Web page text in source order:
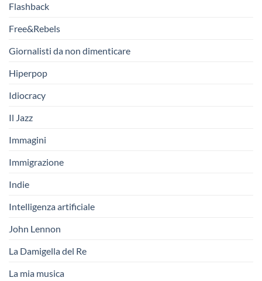
Flashback
Free&Rebels
Giornalisti da non dimenticare
Hiperpop
Idiocracy
Il Jazz
Immagini
Immigrazione
Indie
Intelligenza artificiale
John Lennon
La Damigella del Re
La mia musica